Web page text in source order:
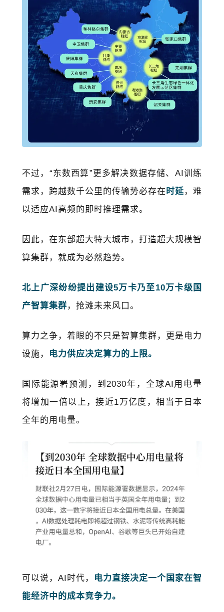
不过，“东数西算”更多解决数据存储、AI训练
需求，跨越数千公里的传输势必存在时延，难
以适应AI高频的即时推理需求。
因此，在东部超大特大城市，打造超大规模智
算集群，就成为必然趋势。
北上广深纷纷提出建设5万卡乃至10万卡级国
产智算集群 ，抢滩未来风口。
算力之争，着眼的不只是智算集群，更是电力
设施，
电力供应决定算力的上限。
国际能源署预测，到2030年，全球AI用电量
将增加一倍以上，接近1万亿度，相当于日本
全年的用电量。
可以说，AI时代，
电力直接决定一个国家在智
能经济中的成本竞争力。